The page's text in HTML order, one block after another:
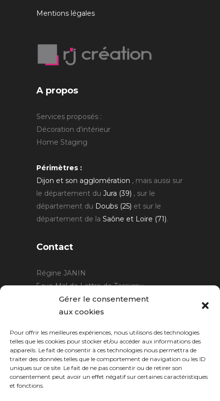
Gérer le consentement
aux cookies
Pour offrir les meilleures expériences, nous utilisons des technologies
telles que les cookies pour stocker et/ou accéder aux informations des
appareils. Le fait de consentir à ces technologies nous permettra de
traiter des données telles que le comportement de navigation ou les ID
uniques sur ce site. Le fait de ne pas consentir ou de retirer son
consentement peut avoir un effet négatif sur certaines caractéristiques
et fonctions.
Mentions légales
A propos
Services proposés :
Décoration d'intérieur
Home Staging
Périmètres :
Dijon et son agglomération , mais aussi sur
le département du Jura (39) , sur le
département du Doubs (25) et sur le
département de la Saône et Loire (71).
Contact
Régine JANIN
5 rue Mal de Lattre de Tassigny
21220 Gevrey Chambertin
06 15 15 80 29
Horaires :sur rendez-vous.